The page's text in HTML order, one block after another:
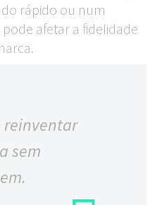
rápido ou num
afetar a fidelidade
reinventar
sem